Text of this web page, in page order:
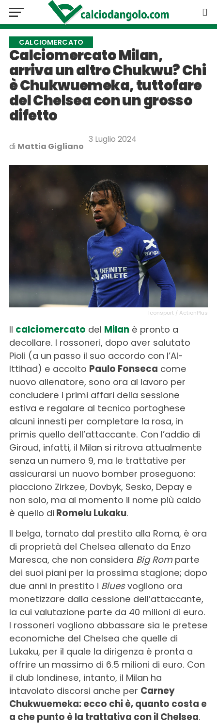
CALCIOMERCATO
Calciomercato Milan,
arriva un altro Chukwu? Chi
è Chukwuemeka, tuttofare
del Chelsea con un grosso
difetto
di Mattia Gigliano
3 Luglio 2024
Iconsport / ActionPlus
Il calciomercato del Milanè pronto a
decollare. I rossoneri, dopo aver salutato
Pioli (a un passo il suo accordo con l’Al-
Ittihad) e accolto Paulo Fonseca come
nuovo allenatore, sono ora al lavoro per
concludere i primi affari della sessione
estiva e regalare al tecnico portoghese
alcuni innesti per completare la rosa, in
primis quello dell’attaccante. Con l’addio di
Giroud, infatti, il Milan si ritrova attualmente
senza un numero 9, ma le trattative per
assicurarsi un nuovo bomber proseguono:
piacciono Zirkzee, Dovbyk, Sesko, Depay e
non solo, ma al momento il nome più caldo
è quello di Romelu Lukaku.
Il belga, tornato dal prestito alla Roma, è ora
di proprietà del Chelsea allenato da Enzo
Maresca, che non considera Big Romparte
dei suoi piani per la prossima stagione; dopo
due anni in prestito i Bluesvogliono ora
monetizzare dalla cessione dell’attaccante,
la cui valutazione parte da 40 milioni di euro.
I rossoneri vogliono abbassare sia le pretese
economiche del Chelsea che quelle di
Lukaku, per il quale la dirigenza è pronta a
offrire un massimo di 6.5 milioni di euro. Con
il club londinese, intanto, il Milan ha
intavolato discorsi anche per Carney
Chukwuemeka: ecco chi è, quanto costa e
a che punto è la trattativa con il Chelsea.